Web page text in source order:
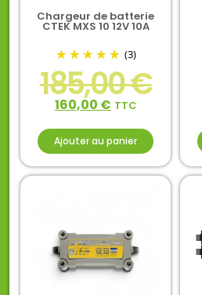
Chargeur de batterie
CTEK MXS 10 12V 10A
(3)
185,00€
160,00 € TTC
Ajouter au panier